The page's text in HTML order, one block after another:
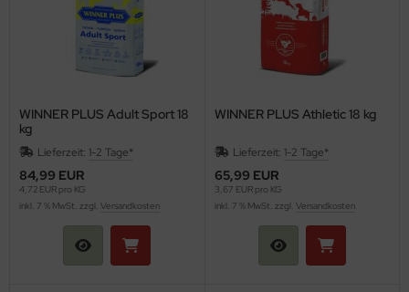
WINNER PLUS Adult Sport 18
kg
Lieferzeit: 1-2 Tage*
84,99 EUR
4,72 EUR pro KG
inkl. 7 % MwSt. zzgl. Versandkosten
WINNER PLUS Athletic 18 kg
Lieferzeit: 1-2 Tage*
65,99 EUR
3,67 EUR pro KG
inkl. 7 % MwSt. zzgl. Versandkosten